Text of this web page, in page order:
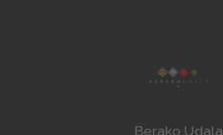
Berako Udala